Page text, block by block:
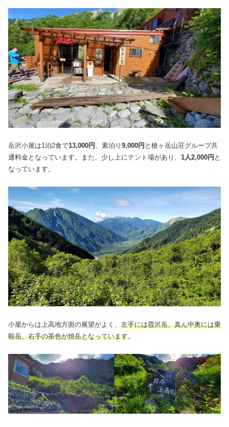
岳沢小屋は1泊2食で13,000円 、素泊り 9,000円 と槍ヶ岳山荘グループ共
通料金となっています。また、少し上にテント場があり、 1人2,000円 と
なっています。
小屋からは上高地方面の展望がよく、 左手には霞沢岳、真ん中奥には乗
鞍岳、右手の茶色が焼岳となっています。